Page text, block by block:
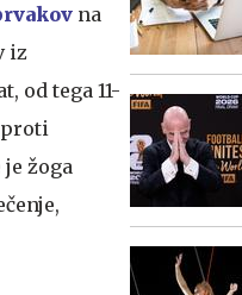
na
iz
od tega 11-
žoga